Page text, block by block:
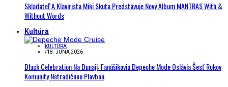
Skladateľ A Klavirista Miki Skuta Predstavuje Nový Album MANTRAS With &
Without Words
Kultúra
KULTÚRA
/18. JÚNA 2026
Black Celebration Na Dunaji: Fanúšikovia Depeche Mode Oslávia Šesť Rokov
Komunity Netradičnou Plavbou